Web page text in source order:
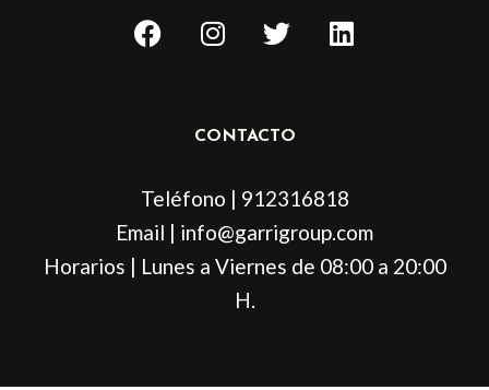
F
a
k
I
n
a
a
m
T
w
t
L
i
n
CONTACTO
Teléfono | 912316818
Email | info@garrigroup.com
Horarios | Lunes a Viernes de 08:00 a 20:00
H.